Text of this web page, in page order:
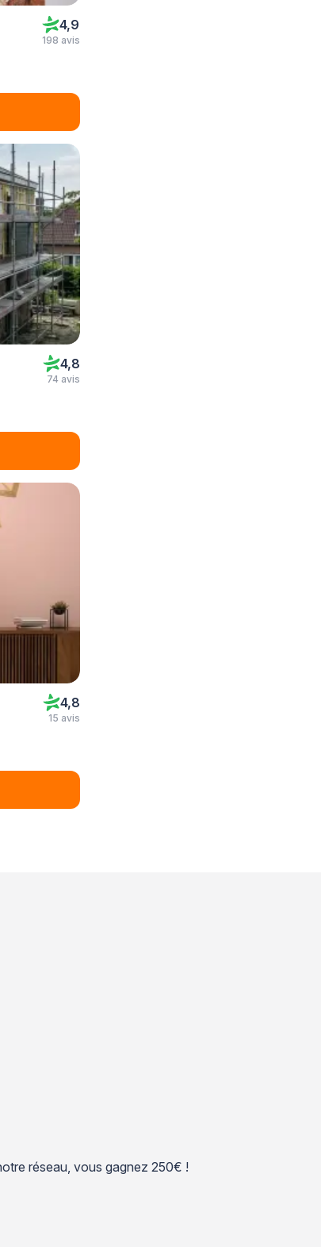
4,9
198 avis
4,8
74 avis
4,8
15 avis
réseau, vous gagnez 250€ !